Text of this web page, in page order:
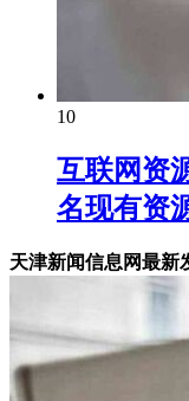
10
互联网资
名现有资
天津新闻信息网最新